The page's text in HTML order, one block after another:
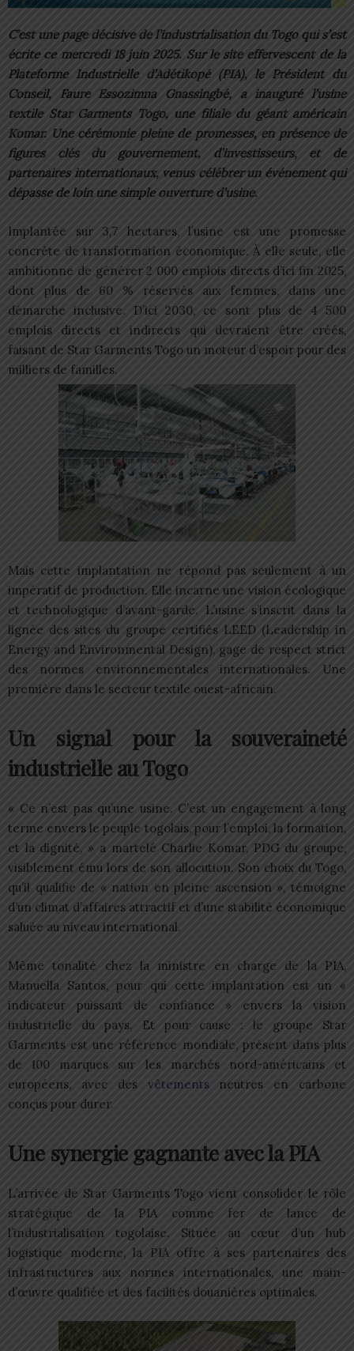
C’est une page décisive de l’industrialisation du Togo qui s’est
écrite ce mercredi 18 juin 2025. Sur le site effervescent de la
Plateforme Industrielle d’Adétikopé (PIA), le Président du
Conseil, Faure Essozimna Gnassingbé, a inauguré l’usine
textile Star Garments Togo, une filiale du géant américain
Komar. Une cérémonie pleine de promesses, en présence de
figures clés du gouvernement, d’investisseurs, et de
partenaires internationaux, venus célébrer un événement qui
dépasse de loin une simple ouverture d’usine.
Implantée sur 3,7 hectares, l’usine est une promesse
concrète de transformation économique. À elle seule, elle
ambitionne de générer 2 000 emplois directs d’ici fin 2025,
dont plus de 60 % réservés aux femmes, dans une
démarche inclusive. D’ici 2030, ce sont plus de 4 500
emplois directs et indirects qui devraient être créés,
faisant de Star Garments Togo un moteur d’espoir pour des
milliers de familles.
Mais cette implantation ne répond pas seulement à un
impératif de production. Elle incarne une vision écologique
et technologique d’avant-garde. L’usine s’inscrit dans la
lignée des sites du groupe certifiés LEED (Leadership in
Energy and Environmental Design), gage de respect strict
des normes environnementales internationales. Une
première dans le secteur textile ouest-africain.
Un signal pour la souveraineté
industrielle au Togo
« Ce n’est pas qu’une usine. C’est un engagement à long
terme envers le peuple togolais, pour l’emploi, la formation,
et la dignité, » a martelé Charlie Komar, PDG du groupe,
visiblement ému lors de son allocution. Son choix du Togo,
qu’il qualifie de « nation en pleine ascension », témoigne
d’un climat d’affaires attractif et d’une stabilité économique
saluée au niveau international.
Même tonalité chez la ministre en charge de la PIA,
Manuella Santos, pour qui cette implantation est un «
indicateur puissant de confiance » envers la vision
industrielle du pays. Et pour cause : le groupe Star
Garments est une référence mondiale, présent dans plus
de 100 marques sur les marchés nord-américains et
européens, avec des vêtementsneutres en carbone
conçus pour durer.
Une synergie gagnante avec la PIA
L’arrivée de Star Garments Togo vient consolider le rôle
stratégique de la PIA comme fer de lance de
l’industrialisation togolaise. Située au cœur d’un hub
logistique moderne, la PIA offre à ses partenaires des
infrastructures aux normes internationales, une main-
d’œuvre qualifiée et des facilités douanières optimales.